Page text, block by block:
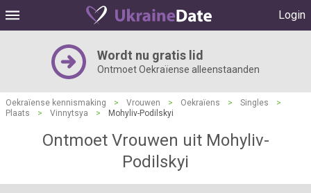
Login
Wordt nu gratis lid
Ontmoet Oekraïense alleenstaanden
Oekraïense kennismaking > Vrouwen > Oekraïens > Singles
>
Plaats
> Vinnytsya > Mohyliv-Podilskyi
Ontmoet Vrouwen uit Mohyliv-
Podilskyi